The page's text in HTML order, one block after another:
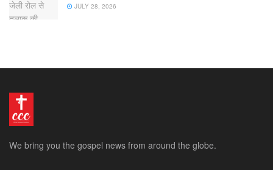
JULY 28, 2026
We bring you the gospel news from around the globe.